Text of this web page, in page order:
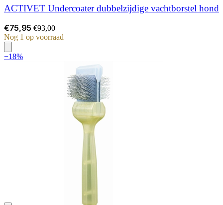
ACTIVET Undercoater dubbelzijdige vachtborstel hond
€75,95 €93,00
Nog 1 op voorraad
−18%